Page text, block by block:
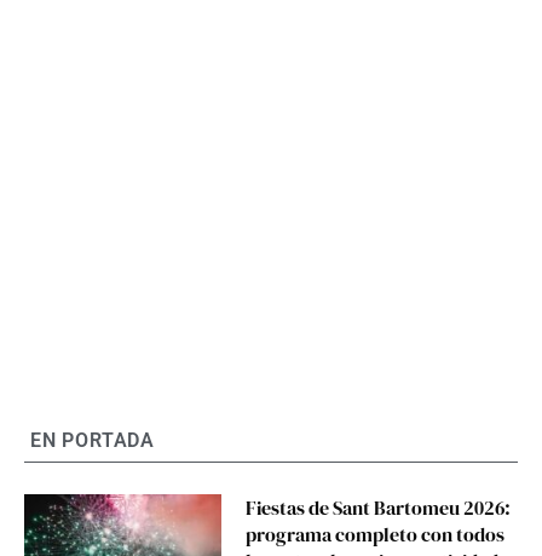
EN PORTADA
Fiestas de Sant Bartomeu 2026:
programa completo con todos